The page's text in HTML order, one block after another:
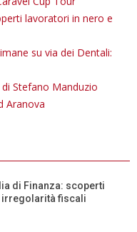
lavoratori in nero e
su via dei Dentali:
Stefano Manduzio
Aranova
di Finanza: scoperti
irregolarità fiscali